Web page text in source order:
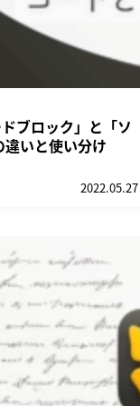
ブロック」と「ソ
いと使い分け
2022.05.27